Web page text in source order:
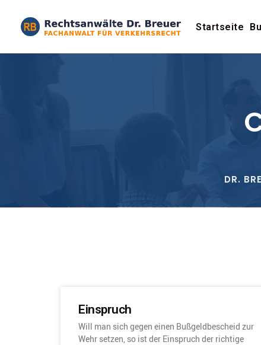
Startseite
DR.
Einspruch
Will man sich gegen einen Bußgeldbescheid zur
Wehr setzen, so ist der Einspruch der richtige